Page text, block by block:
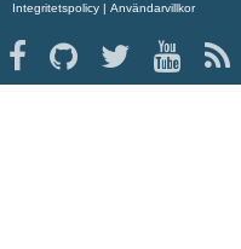
Integritetspolicy | Användarvillkor